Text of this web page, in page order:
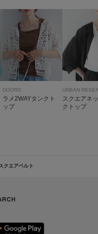
DOORS
ラメ2WAYタンクト
ップ
URBAN
スクエアネ
クトップ
クエアベルト